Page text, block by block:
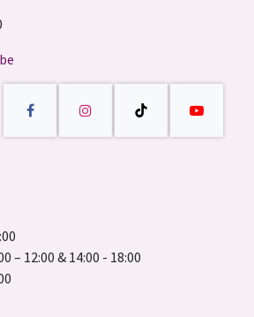
– 12:00 & 14:00 - 18:00